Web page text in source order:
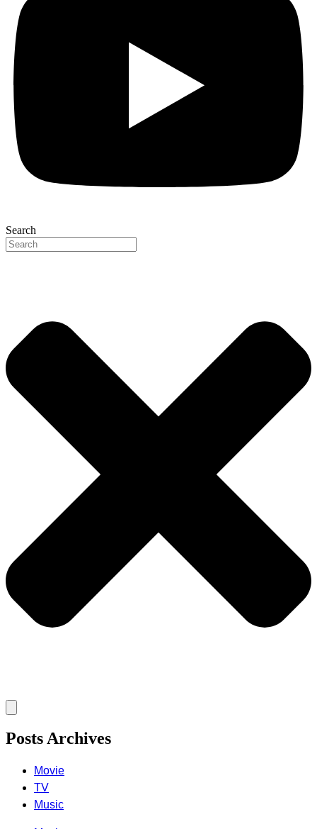
Search
Posts Archives
Movie
TV
Music